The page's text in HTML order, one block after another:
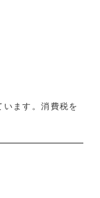
ます。消費税を